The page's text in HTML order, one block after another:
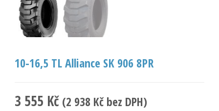
10-16,5 TL Alliance SK 906 8PR
3 555 Kč (2 938 Kč bez DPH)